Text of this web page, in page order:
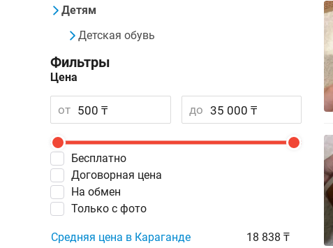
Детям
Детская обувь
Фильтры
Цена
от до
Бесплатно
Договорная цена
На обмен
Только с фото
Средняя цена в Караганде
18 838 ₸